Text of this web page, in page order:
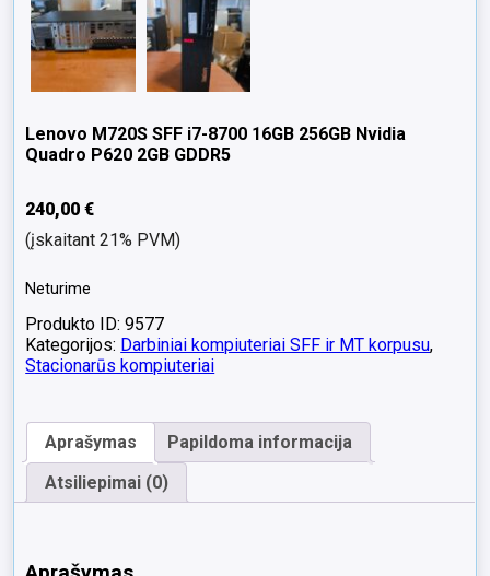
Lenovo M720S SFF i7-8700 16GB 256GB Nvidia
Quadro P620 2GB GDDR5
240,00€
(įskaitant 21% PVM)
Neturime
Produkto ID: 9577
Kategorijos: Darbiniai kompiuteriai SFF ir MT korpusu,
Stacionarūs kompiuteriai
Aprašymas
Papildoma informacija
Atsiliepimai (0)